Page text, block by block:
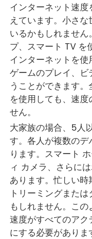
インターネット速
えています。小さ
いるかもしれませ
プ、スマート TV
インターネットを使
ゲームのプレイ、
うことができます
を使用しても、速
せん。
大家族の場合、5人
す。各人が複数の
ります。スマート
ィ カメラ、さらに
あります。忙しい
トリーミングまた
もしれません。こ
速度がすべてのアク
にする必要がありま